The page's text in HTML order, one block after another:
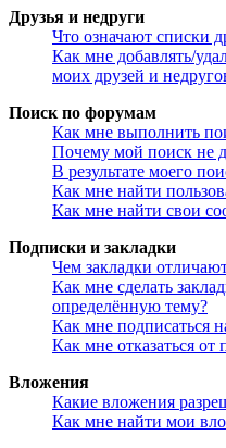
Друзья и недруги
Что означают списки
Как мне добавлять/
моих друзей и
Поиск по форумам
Как мне выполнить
Почему мой поиск не
В результате моего
Как мне найти
Как мне найти свои
Подписки и закладки
Чем закладки
Как мне сделать
определённую тему?
Как мне подписаться
Как мне отказаться от
Вложения
Какие вложения
Как мне найти мои